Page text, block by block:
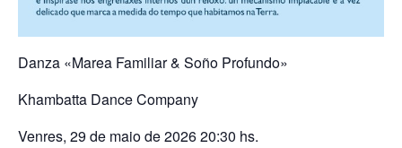
Danza «Marea Familiar & Soño Profundo»
Khambatta Dance Company
Venres, 29 de maio de 2026 20:30 hs.